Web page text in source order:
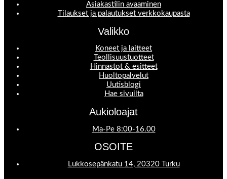
Asiakastilin avaaminen
Tilaukset ja palautukset verkkokaupasta
Valikko
Koneet ja laitteet
Teollisuustuotteet
Hinnastot & esitteet
Huoltopalvelut
Uutisblogi
Hae sivuilta
Aukioloajat
Ma-Pe 8:00-16.00
OSOITE
Lukkosepänkatu 14, 20320 Turku